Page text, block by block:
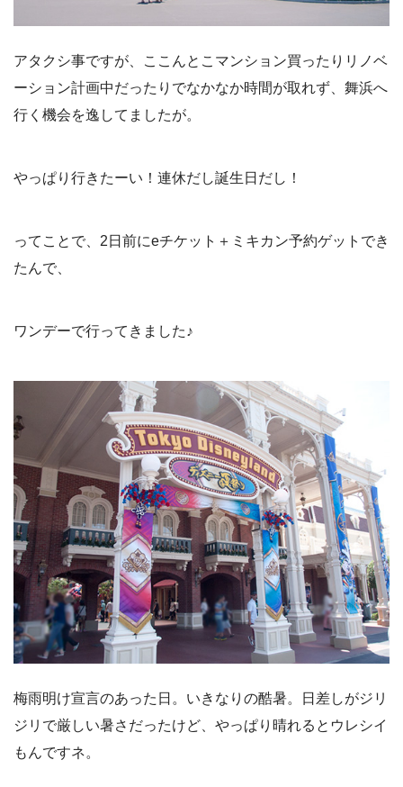
アタクシ事ですが、ここんとこマンション買ったりリノベ
ーション計画中だったりでなかなか時間が取れず、舞浜へ
行く機会を逸してましたが。
やっぱり行きたーい！連休だし誕生日だし！
ってことで、2日前にeチケット＋ミキカン予約ゲットでき
たんで、
ワンデーで行ってきました♪
梅雨明け宣言のあった日。いきなりの酷暑。日差しがジリ
ジリで厳しい暑さだったけど、やっぱり晴れるとウレシイ
もんですネ。